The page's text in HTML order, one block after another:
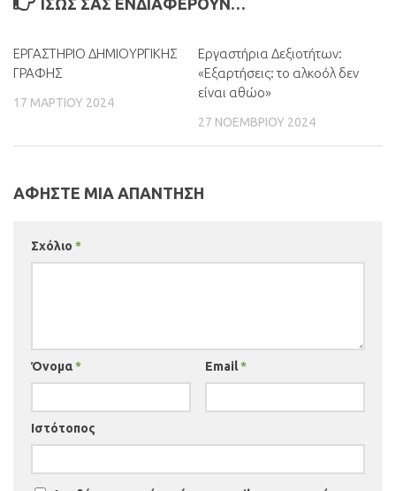
ΊΣΩΣ ΣΑΣ ΕΝΔΙΑΦΈΡΟΥΝ…
ΕΡΓΑΣΤΗΡΙΟ ΔΗΜΙΟΥΡΓΙΚΗΣ
ΓΡΑΦΗΣ
17 ΜΑΡΤΊΟΥ 2024
Εργαστήρια Δεξιοτήτων:
«Εξαρτήσεις: το αλκοόλ δεν
είναι αθώο»
27 ΝΟΕΜΒΡΊΟΥ 2024
ΑΦΉΣΤΕ ΜΙΑ ΑΠΆΝΤΗΣΗ
Σχόλιο *
Όνομα* Email*
Ιστότοπος